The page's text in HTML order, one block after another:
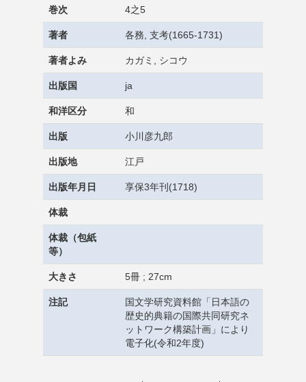
巻次 4之5
著者 各務, 支考(1665-1731)
著者よみ カガミ, シコウ
出版国 ja
和洋区分 和
出版 小川彦九郎
出版地 江戸
出版年月日 享保3年刊(1718)
体裁
体裁（包紙
等）
大きさ 5冊 ; 27cm
注記
国文学研究資料館「日本語の
歴史的典籍の国際共同研究ネ
ットワーク構築計画」により
電子化(令和2年度)